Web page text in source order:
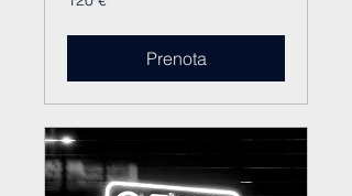
euro
Prenota